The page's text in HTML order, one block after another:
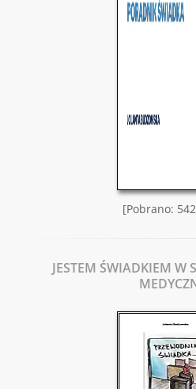
[Pobrano:
JESTEM ŚWIADKIEM W